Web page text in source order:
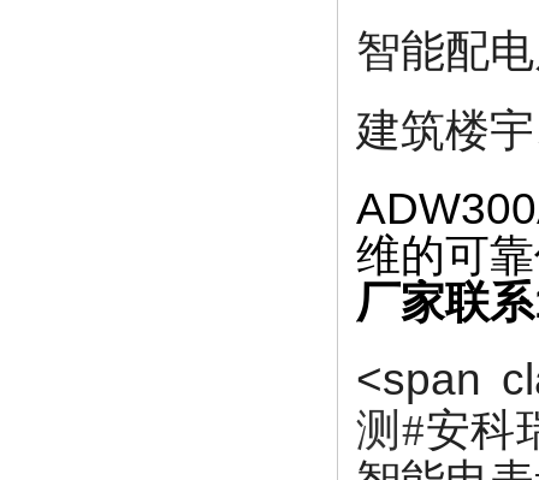
智能配
建筑楼
维的可
厂家联
<span
测#安科